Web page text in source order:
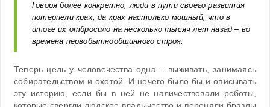
Говоря более конкретно, люди в пути своего развития
потерпели крах, да крах настолько мощный, что в
итоге их отбросило на несколько тысяч лет назад – во
времена первобытнообщинного строя.
Теперь цель у человечества одна – выживать, занимаясь
собирательством и охотой. И нечего было бы и описывать
эту историю, если бы в ней не наличествовали роботы,